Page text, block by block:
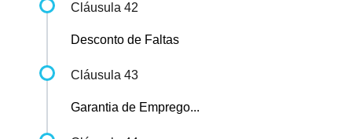
Cláusula 42
Desconto de Faltas
Cláusula 43
Garantia de Emprego...